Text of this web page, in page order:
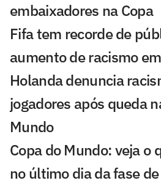
embaixadores na Copa
Fifa tem recorde de
aumento de racismo
Holanda denuncia
jogadores após queda
Mundo
Copa do Mundo: veja o
no último dia da fase